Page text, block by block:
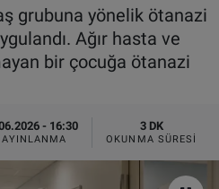
grubuna yönelik ötanazi
Ağır hasta ve
bir çocuğa ötanazi
- 16:30 3 DK
OKUNMA SÜRESI